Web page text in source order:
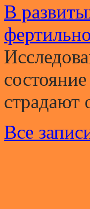
В
страдают
Все